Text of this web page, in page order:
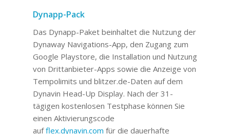
Dynapp-Pack
Das Dynapp-Paket beinhaltet die Nutzung der
Dynaway Navigations-App, den Zugang zum
Google Playstore, die Installation und Nutzung
von Drittanbieter-Apps sowie die Anzeige von
Tempolimits und blitzer.de-Daten auf dem
Dynavin Head-Up Display. Nach der 31-
tägigen kostenlosen Testphase können Sie
einen Aktivierungscode
aufflex.dynavin.com für die dauerhafte